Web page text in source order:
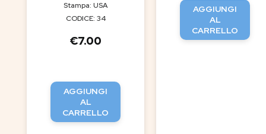
Stampa: USA
CODICE: 34
€7.00
AGGIUNGI
AL
CARRELLO
AGGIUNGI
AL
CARRELLO